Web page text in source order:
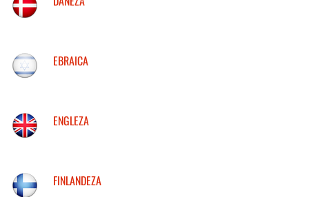
EBRAICA
ENGLEZA
FINLANDEZA